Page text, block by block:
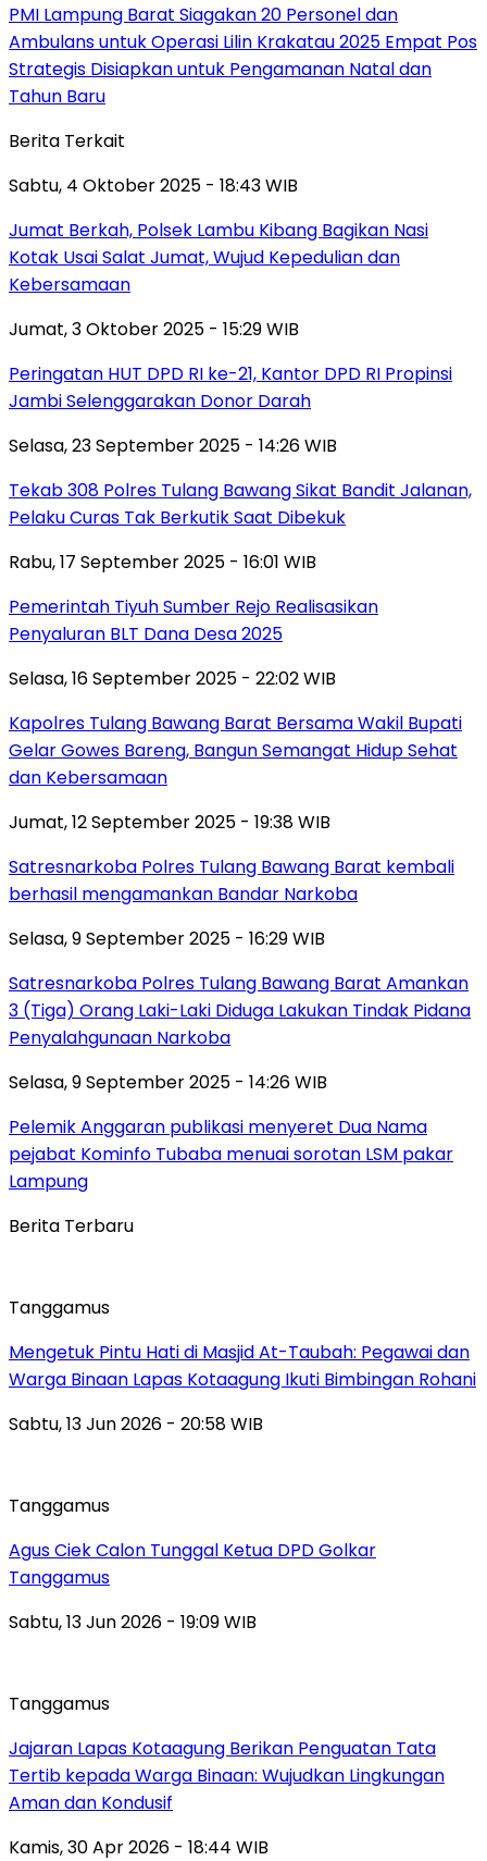
PMI Lampung Barat Siagakan 20 Personel dan
Ambulans untuk Operasi Lilin Krakatau 2025 Empat Pos
Strategis Disiapkan untuk Pengamanan Natal dan
Tahun Baru
Berita Terkait
Sabtu, 4 Oktober 2025 - 18:43 WIB
Jumat Berkah, Polsek Lambu Kibang Bagikan Nasi
Kotak Usai Salat Jumat, Wujud Kepedulian dan
Kebersamaan
Jumat, 3 Oktober 2025 - 15:29 WIB
Peringatan HUT DPD RI ke-21, Kantor DPD RI Propinsi
Jambi Selenggarakan Donor Darah
Selasa, 23 September 2025 - 14:26 WIB
Tekab 308 Polres Tulang Bawang Sikat Bandit Jalanan,
Pelaku Curas Tak Berkutik Saat Dibekuk
Rabu, 17 September 2025 - 16:01 WIB
Pemerintah Tiyuh Sumber Rejo Realisasikan
Penyaluran BLT Dana Desa 2025
Selasa, 16 September 2025 - 22:02 WIB
Kapolres Tulang Bawang Barat Bersama Wakil Bupati
Gelar Gowes Bareng, Bangun Semangat Hidup Sehat
dan Kebersamaan
Jumat, 12 September 2025 - 19:38 WIB
Satresnarkoba Polres Tulang Bawang Barat kembali
berhasil mengamankan Bandar Narkoba
Selasa, 9 September 2025 - 16:29 WIB
Satresnarkoba Polres Tulang Bawang Barat Amankan
3 (Tiga) Orang Laki-Laki Diduga Lakukan Tindak Pidana
Penyalahgunaan Narkoba
Selasa, 9 September 2025 - 14:26 WIB
Pelemik Anggaran publikasi menyeret Dua Nama
pejabat Kominfo Tubaba menuai sorotan LSM pakar
Lampung
Berita Terbaru
Tanggamus
Mengetuk Pintu Hati di Masjid At-Taubah: Pegawai dan
Warga Binaan Lapas Kotaagung Ikuti Bimbingan Rohani
Sabtu, 13 Jun 2026 - 20:58 WIB
Tanggamus
Agus Ciek Calon Tunggal Ketua DPD Golkar
Tanggamus
Sabtu, 13 Jun 2026 - 19:09 WIB
Tanggamus
Jajaran Lapas Kotaagung Berikan Penguatan Tata
Tertib kepada Warga Binaan: Wujudkan Lingkungan
Aman dan Kondusif
Kamis, 30 Apr 2026 - 18:44 WIB